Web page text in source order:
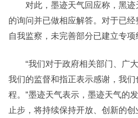
对此，墨迹天气回应称，黑迹
的询问并已做相应解答。对于已
自我监察，未完善部分已建立专项
“我们对于政府相关部门、广大
我们的监督和指正表示感谢，我
程。”墨迹天气表示，墨迹天气的
止步，将持续保持开放、创新的